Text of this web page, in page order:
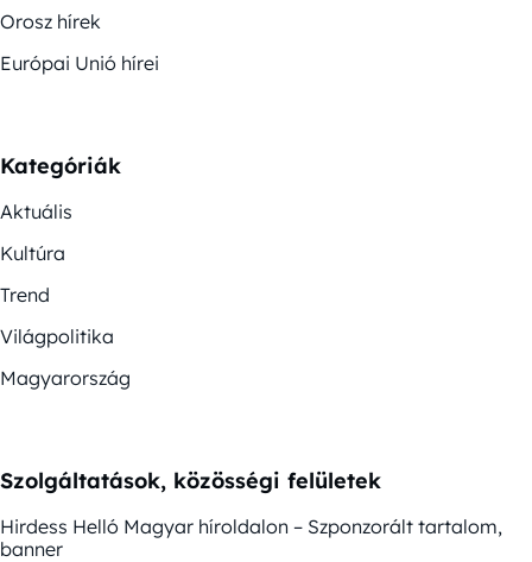
Orosz hírek
Európai Unió hírei
Kategóriák
Aktuális
Kultúra
Trend
Világpolitika
Magyarország
Szolgáltatások, közösségi felületek
Hirdess Helló Magyar híroldalon – Szponzorált tartalom,
banner